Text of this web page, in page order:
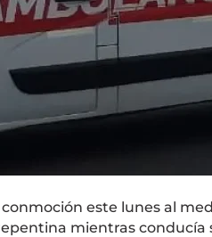
este lunes al
mientras